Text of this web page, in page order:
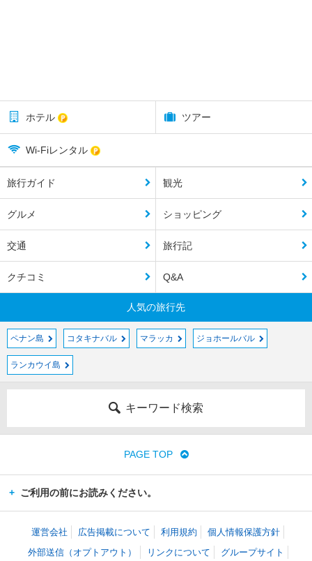
ホテル ツアー
Wi-Fiレンタル
旅行ガイド 観光
グルメ ショッピング
交通 旅行記
クチコミ Q&A
人気の旅行先
ペナン島 コタキナバル マラッカ ジョホールバル
ランカウイ島
キーワード検索
PAGE TOP
ご利用の前にお読みください。
運営会社 広告掲載について 利用規約
個人情報保護方針
外部送信（オプトアウト）
リンクについて グループサイト